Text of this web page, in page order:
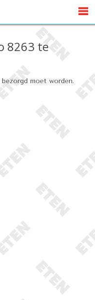
8263 te
moet worden.